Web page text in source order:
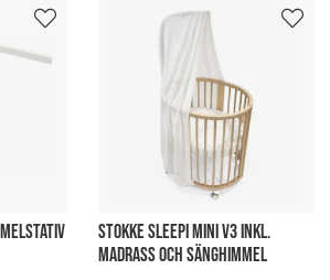
STOKKE SLEEPI MINI V3 INKL.
MADRASS OCH SÄNGHIMMEL